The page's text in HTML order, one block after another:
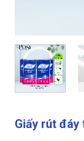
Giấy rút đáy